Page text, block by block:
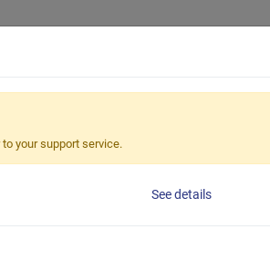
your support service.
See details